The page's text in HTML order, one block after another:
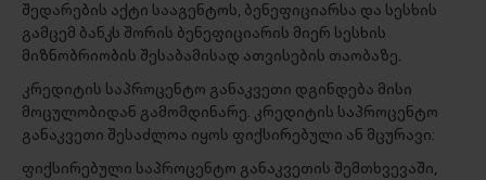
შედარების აქტი სააგენტოს, ბენეფიციარსა და სესხის
გამცემ ბანკს შორის ბენეფიციარის მიერ სესხის
მიზნობრიობის შესაბამისად ათვისების თაობაზე.
კრედიტის საპროცენტო განაკვეთი დგინდება მისი
მოცულობიდან გამომდინარე. კრედიტის საპროცენტო
განაკვეთი შესაძლოა იყოს ფიქსირებული ან მცურავი:
ფიქსირებული საპროცენტო განაკვეთის შემთხვევაში,